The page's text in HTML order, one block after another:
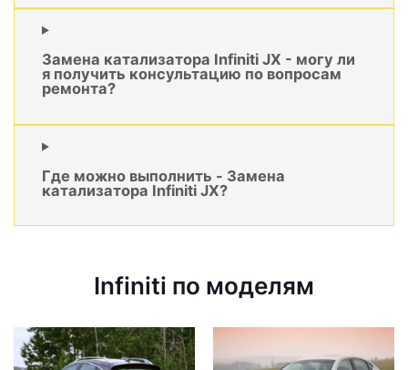
Замена катализатора Infiniti JX - могу ли
я получить консультацию по вопросам
ремонта?
Где можно выполнить - Замена
катализатора Infiniti JX?
Infiniti по моделям